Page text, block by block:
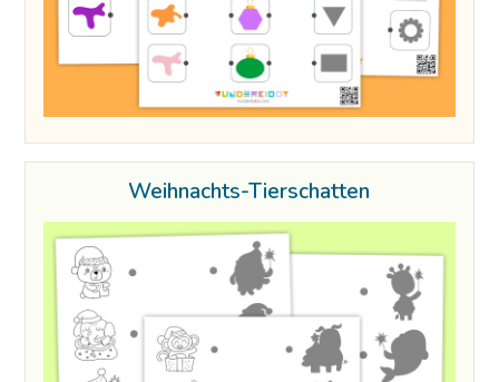
Weihnachts-Tierschatten